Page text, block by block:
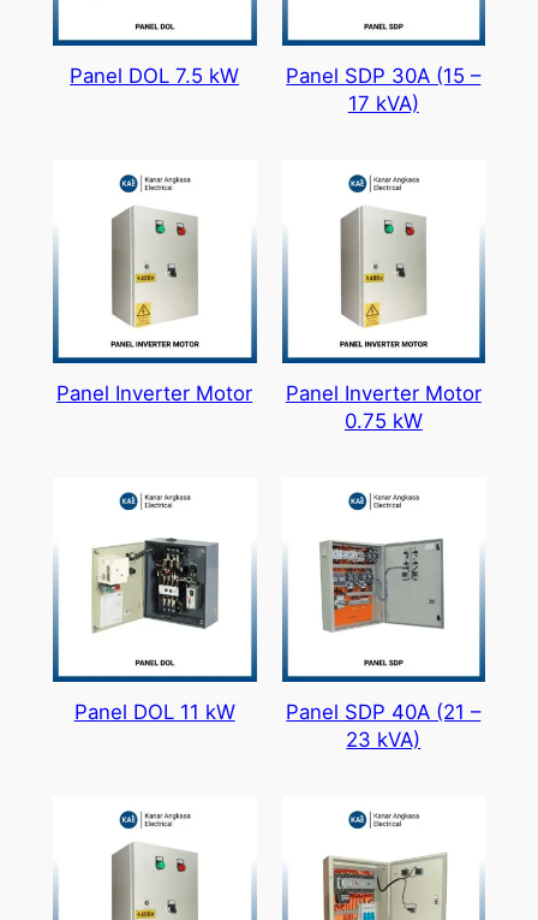
Panel DOL 7.5 kW
Panel SDP 30A (15 –
17 kVA)
Panel Inverter Motor
Panel Inverter Motor
0.75 kW
Panel DOL 11 kW
Panel SDP 40A (21 –
23 kVA)